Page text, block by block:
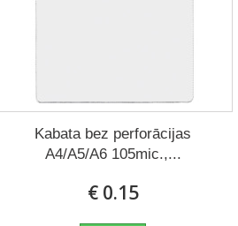
Kabata bez perforācijas
A4/A5/A6 105mic.,...
€ 0.15